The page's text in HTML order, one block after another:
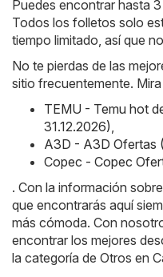
Puedes encontrar hasta
Todos los folletos solo
tiempo limitado, así que
No te pierdas de las
sitio frecuentemente.
TEMU - Temu hot
31.12.2026)
A3D - A3D Ofertas
Copec - Copec
. Con la información
que encontrarás aquí
más cómoda. Con
encontrar los mejores
la categoría de Otros en